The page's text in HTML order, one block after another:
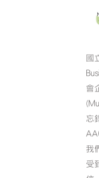
國
會
忘
我
受